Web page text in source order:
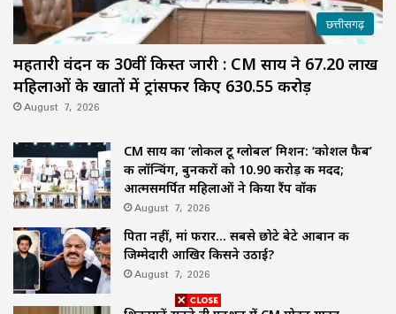
छत्तीसगढ़
महतारी वंदन की 30वीं किस्त जारी : CM साय ने 67.20 लाख
महिलाओं के खातों में ट्रांसफर किए ₹630.55 करोड़
August 7, 2026
CM साय का ‘लोकल टू ग्लोबल’ मिशन: ‘कोशल फैब’
की लॉन्चिंग, बुनकरों को 10.90 करोड़ की मदद;
आत्मसमर्पित महिलाओं ने किया रैंप वॉक
August 7, 2026
पिता नहीं, मां फरार… सबसे छोटे बेटे आबान की
जिम्मेदारी आखिर किसने उठाई?
August 7, 2026